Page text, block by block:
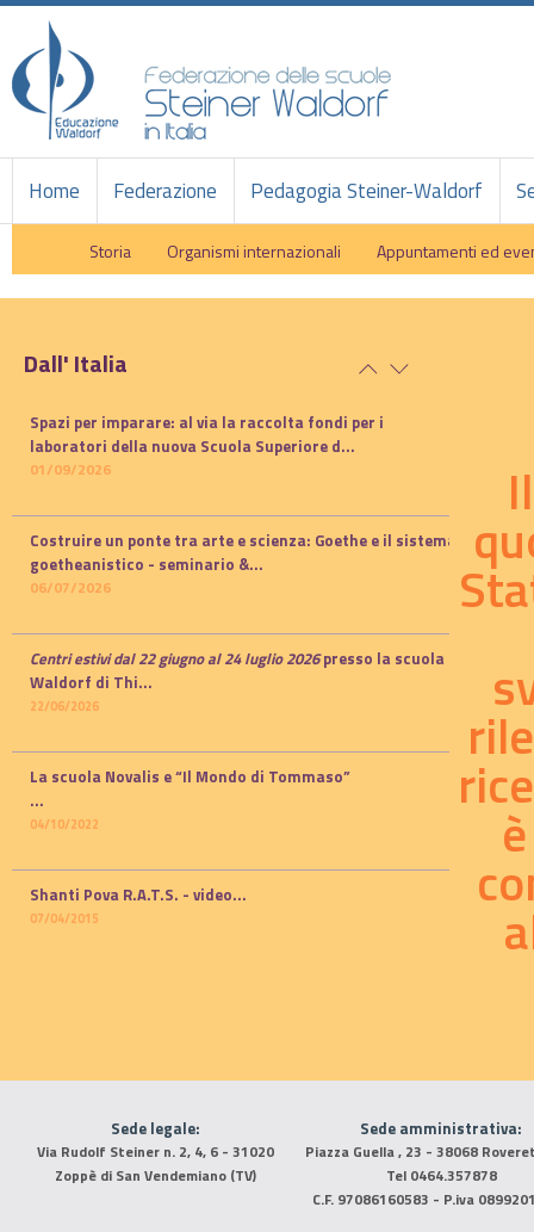
Home Federazione Pedagogia Steiner-Waldorf
Storia Organismi internazionali Appuntamenti ed
Dall' Italia
Spazi per imparare: al via la raccolta fondi per i
laboratori della nuova Scuola Superiore d...
01/09/2026
Costruire un ponte tra arte e scienza: Goethe e il sistema
goetheanistico - seminario &...
06/07/2026
Centri estivi dal 22 giugno al 24 luglio 2026presso la scuola
Waldorf di Thi...
22/06/2026
La scuola Novalis e “Il Mondo di Tommaso”
...
04/10/2022
Shanti Pova R.A.T.S. - video...
07/04/2015
Sede legale:
Via Rudolf Steiner n. 2, 4, 6 - 31020
Zoppè di San Vendemiano (TV)
Sede amministrativa:
Piazza Guella , 23 - 38068
Tel 0464.357878
C.F. 97086160583 - P.iva